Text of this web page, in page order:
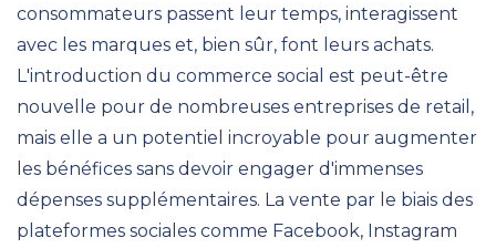
consommateurs passent leur temps, interagissent
avec les marques et, bien sûr, font leurs achats.
L'introduction du commerce social est peut-être
nouvelle pour de nombreuses entreprises de retail,
mais elle a un potentiel incroyable pour augmenter
les bénéfices sans devoir engager d'immenses
dépenses supplémentaires. La vente par le biais des
plateformes sociales comme Facebook, Instagram